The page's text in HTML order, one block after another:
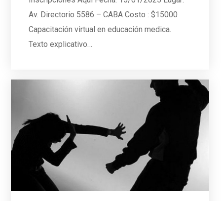
Av. Directorio 5586 – CABA Costo : $15000
Capacitación virtual en educación medica.
Texto explicativo…